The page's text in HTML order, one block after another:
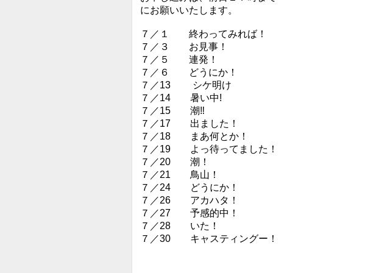
にお願いいたします。
７／１ 終わってみれば！
７／３ お見事！
７／５ 連発！
７／６ どうにか！
７／13 シケ明け
７／14 暑い中!
７／15 潮‼︎
７／17 出ました！
７／18 まあ何とか！
７／19 よっ待ってました！
７／20 潮！
７／21 鳥山！
７／24 どうにか！
７／26 アカハタ！
７／27 予感的中！
７／28 いた！
７／30 キャスティングー！